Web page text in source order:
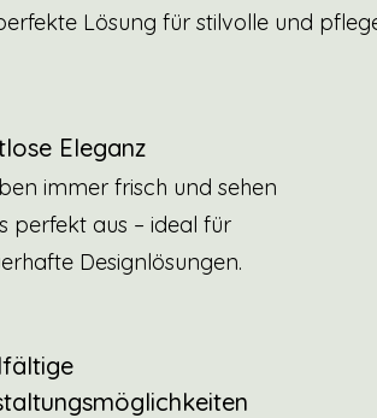
Lösung für stilvolle und
Eleganz
immer frisch und sehen
perfekt aus – ideal für
Designlösungen.